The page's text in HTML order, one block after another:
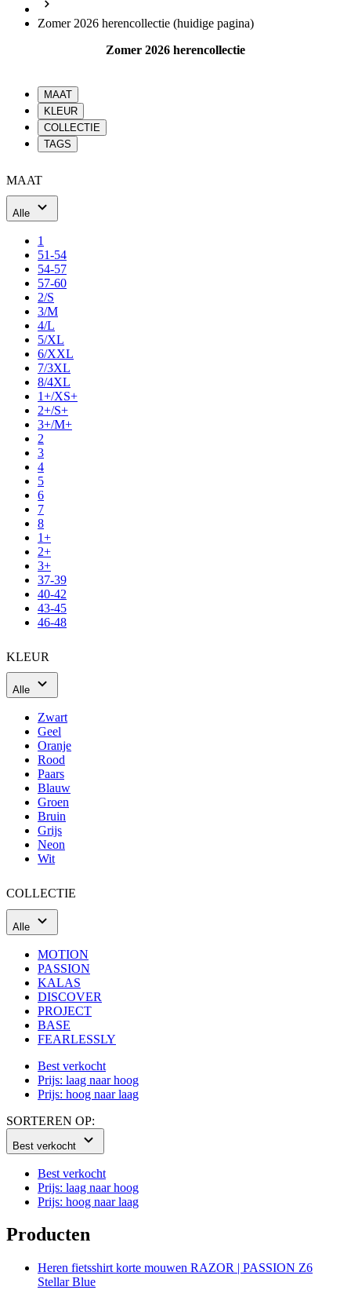
Zomer 2026 herencollectie (huidige pagina)
Zomer 2026 herencollectie
MAAT
KLEUR
COLLECTIE
TAGS
MAAT
Alle
1
51-54
54-57
57-60
2/S
3/M
4/L
5/XL
6/XXL
7/3XL
8/4XL
1+/XS+
2+/S+
3+/M+
2
3
4
5
6
7
8
1+
2+
3+
37-39
40-42
43-45
46-48
KLEUR
Alle
Zwart
Geel
Oranje
Rood
Paars
Blauw
Groen
Bruin
Grijs
Neon
Wit
COLLECTIE
Alle
MOTION
PASSION
KALAS
DISCOVER
PROJECT
BASE
FEARLESSLY
Best verkocht
Prijs: laag naar hoog
Prijs: hoog naar laag
SORTEREN OP:
Best verkocht
Best verkocht
Prijs: laag naar hoog
Prijs: hoog naar laag
Producten
Heren fietsshirt korte mouwen RAZOR | PASSION Z6
Stellar Blue